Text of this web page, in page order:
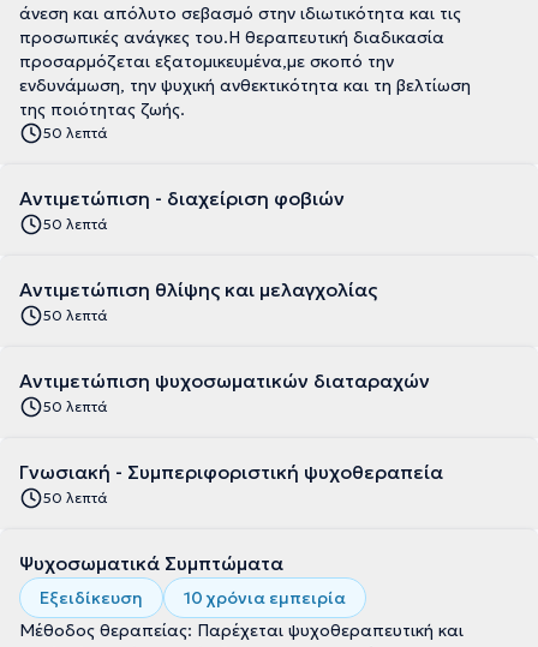
άνεση και απόλυτο σεβασμό στην ιδιωτικότητα και τις
προσωπικές ανάγκες του.Η θεραπευτική διαδικασία
προσαρμόζεται εξατομικευμένα,με σκοπό την
ενδυνάμωση, την ψυχική ανθεκτικότητα και τη βελτίωση
της ποιότητας ζωής.
50 λεπτά
Αντιμετώπιση - διαχείριση φοβιών
50 λεπτά
Αντιμετώπιση θλίψης και μελαγχολίας
50 λεπτά
Αντιμετώπιση ψυχοσωματικών διαταραχών
50 λεπτά
Γνωσιακή - Συμπεριφοριστική ψυχοθεραπεία
50 λεπτά
Ψυχοσωματικά Συμπτώματα
Εξειδίκευση
10 χρόνια εμπειρία
Μέθοδος θεραπείας: Παρέχεται ψυχοθεραπευτική και